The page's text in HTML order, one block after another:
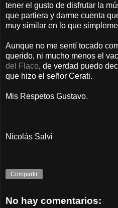
tener el gusto de disfrutar la
que partiera y darme cuenta
muy similar en lo que
Aunque no me sentí tocado
querido, ni mucho menos el
del Flaco, de verdad puedo
que hizo el señor Cerati.
Mis Respetos Gustavo.
Nicolás Salvi
Compartir
No hay comentarios: